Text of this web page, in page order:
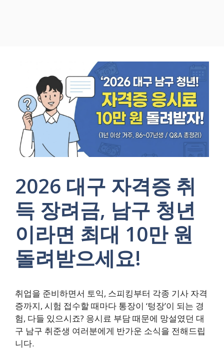
2026 대구 자격증 취
득 장려금, 남구 청년
이라면 최대 10만 원
돌려받으세요!
취업을 준비하면서 토익, 스피킹부터 각종 기사 자격
증까지, 시험 접수할 때마다 통장이 ‘텅장’이 되는 경
험, 다들 있으시죠? 응시료 부담 때문에 망설였던 대
구 남구 취준생 여러분에게 반가운 소식을 전해드립
니다.